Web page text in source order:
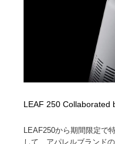
LEAF 250 Collaborated
LEAF250から期間限定で
して、アパレルブランド